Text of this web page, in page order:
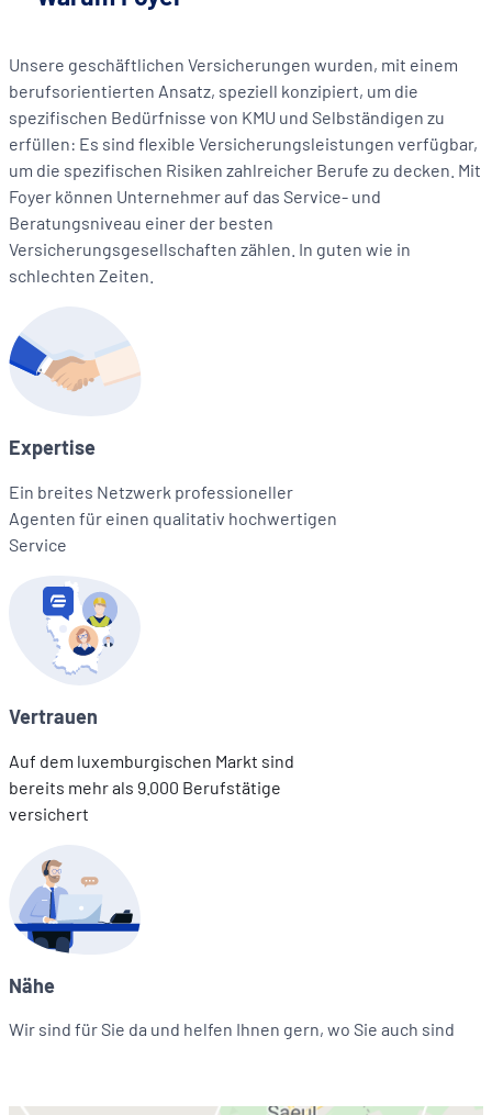
Unsere geschäftlichen Versicherungen wurden, mit einem
berufsorientierten Ansatz, speziell konzipiert, um die
spezifischen Bedürfnisse von KMU und Selbständigen zu
erfüllen: Es sind flexible Versicherungsleistungen verfügbar,
um die spezifischen Risiken zahlreicher Berufe zu decken. Mit
Foyer können Unternehmer auf das Service- und
Beratungsniveau einer der besten
Versicherungsgesellschaften zählen. In guten wie in
schlechten Zeiten.
Expertise
Ein breites Netzwerk professioneller
Agenten für einen qualitativ hochwertigen
Service
Vertrauen
Auf dem luxemburgischen Markt sind
bereits mehr als 9.000 Berufstätige
versichert
Nähe
Wir sind für Sie da und helfen Ihnen gern, wo Sie auch sind